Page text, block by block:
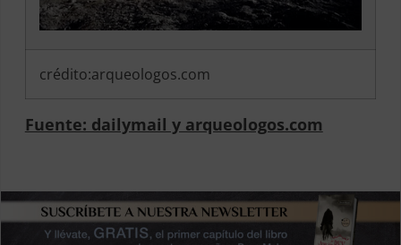
crédito:arqueologos.com
Fuente: dailymail y arqueologos.com